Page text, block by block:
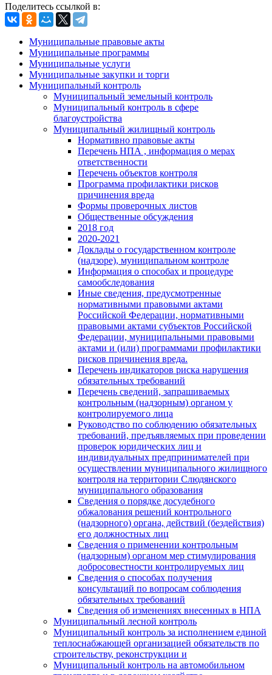
Поделитесь ссылкой в:
Муниципальные правовые акты
Муниципальные программы
Муниципальные услуги
Муниципальные закупки и торги
Муниципальный контроль
Муниципальный земельный контроль
Муниципальный контроль в сфере
благоустройства
Муниципальный жилищный контроль
Нормативно правовые акты
Перечень НПА , информация о мерах
ответственности
Перечень объектов контроля
Программа профилактики рисков
причинения вреда
Формы проверочных листов
Общественные обсуждения
2018 год
2020-2021
Доклады о государственном контроле
(надзоре), муниципальном контроле
Информация о способах и процедуре
самообследования
Иные сведения, предусмотренные
нормативными правовыми актами
Российской Федерации, нормативными
правовыми актами субъектов Российской
Федерации, муниципальными правовыми
актами и (или) программами профилактики
рисков причинения вреда.
Перечень индикаторов риска нарушения
обязательных требований
Перечень сведений, запрашиваемых
контрольным (надзорным) органом у
контролируемого лица
Руководство по соблюдению обязательных
требований, предъявляемых при проведении
проверок юридических лиц и
индивидуальных предпринимателей при
осуществлении муниципального жилищного
контроля на территории Слюдянского
муниципального образования
Сведения о порядке досудебного
обжалования решений контрольного
(надзорного) органа, действий (бездействия)
его должностных лиц
Сведения о применении контрольным
(надзорным) органом мер стимулирования
добросовестности контролируемых лиц
Сведения о способах получения
консультаций по вопросам соблюдения
обязательных требований
Сведения об изменениях внесенных в НПА
Муниципальный лесной контроль
Муниципальный контроль за исполнением единой
теплоснабжающей организацией обязательств по
строительству, реконструкции и
Муниципальный контроль на автомобильном